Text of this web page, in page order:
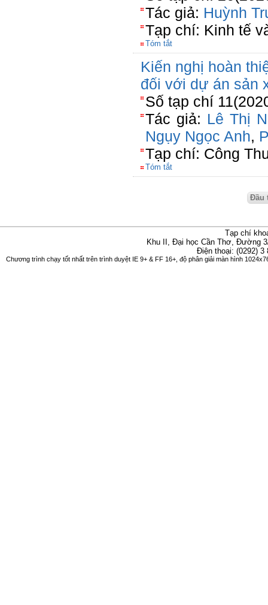
Tác giả: Huỳnh
Tạp chí: Kinh tế
Tóm tắt
Kiến nghị hoàn
đối với dự án sản
Số tạp chí
Tác giả: Lê Thị
Ngụy Ngọc Anh,
Tạp chí: Công
Tóm tắt
Đầu
Tạp chí
Khu II, Đại học Cần Thơ, Đường
Điện thoại: (0292)
Chương trình chạy tốt nhất trên trình duyệt IE 9+ & FF 16+, độ phân giải màn hình